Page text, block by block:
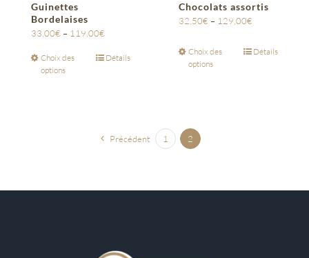
Guinettes
Bordelaises
33,00€ – 119,00€
Choix des
options
Détails
Chocolats assortis
32,50€ – 129,00€
Choix des
options
Détails
Précédent 1 2